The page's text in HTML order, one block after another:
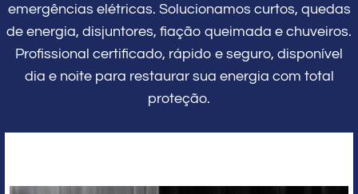
emergências elétricas. Solucionamos curtos, quedas
de energia, disjuntores, fiação queimada e chuveiros.
Profissional certificado, rápido e seguro, disponível
dia e noite para restaurar sua energia com total
proteção.